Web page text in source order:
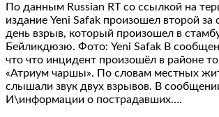
По данным Russian RT со ссылкой на
издание Yeni Safak произошел второй за
день взрыв, который произошел в
Бейликдюзю. Фото: Yeni Safak В
что что инцидент произошёл в районе
«Атриум чаршы». По словам местных
слышали звук двух взрывов. В
И\информации о пострадавших….